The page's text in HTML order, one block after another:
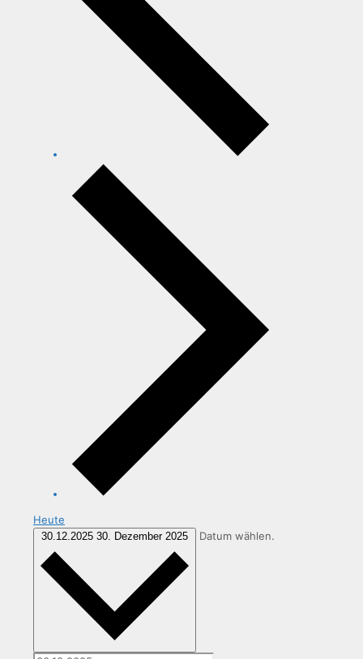
Heute
30.12.2025 30. Dezember 2025 Datum wählen.